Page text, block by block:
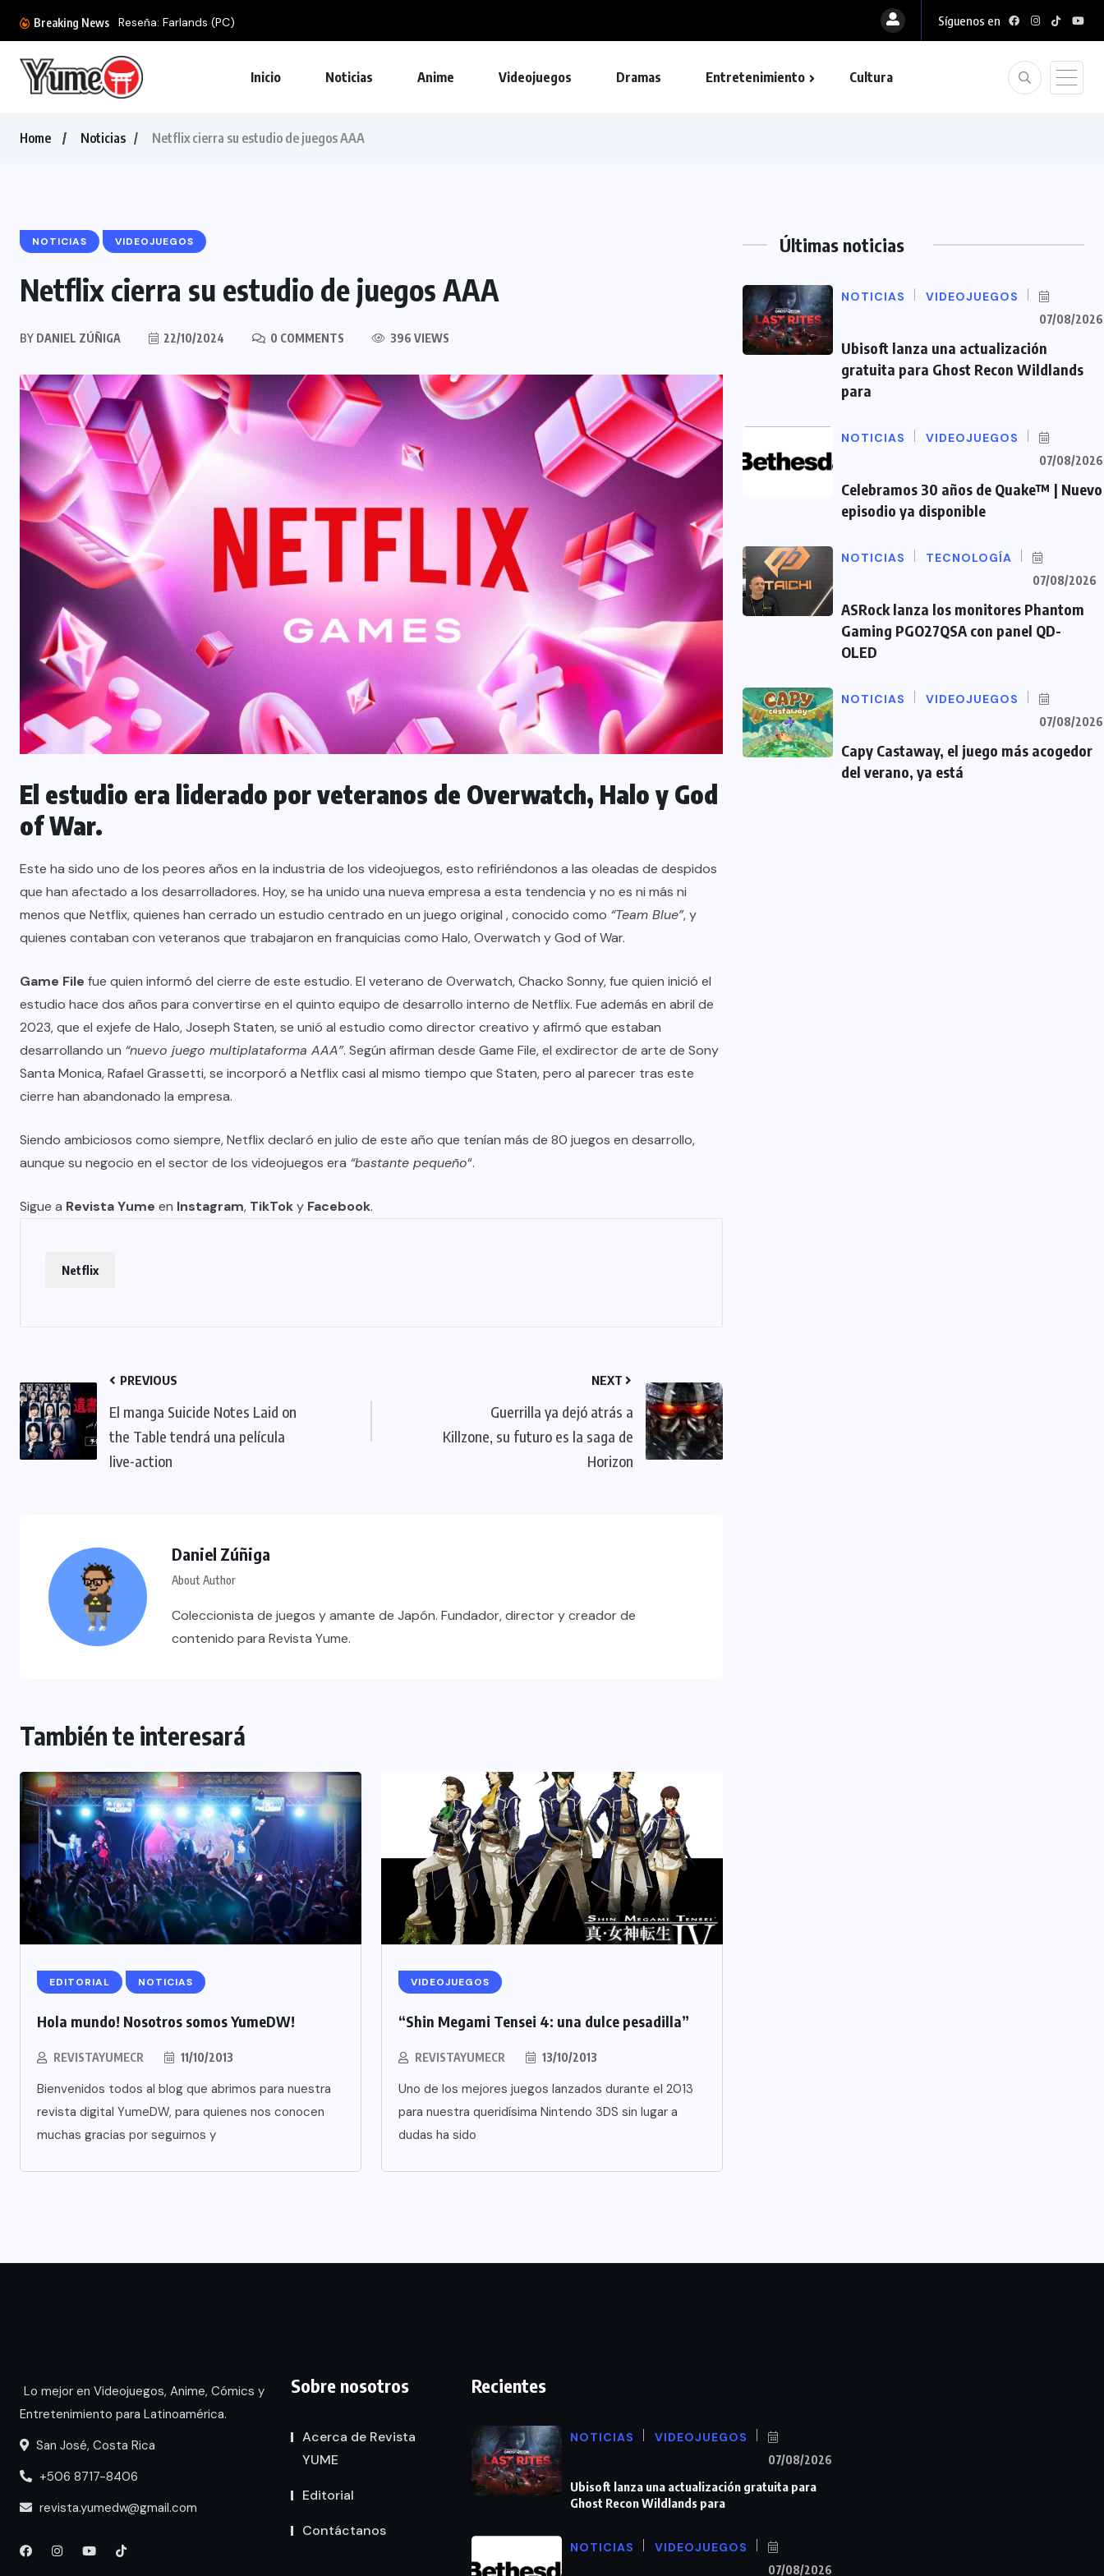
Breaking NewsReseña: Farlands (PC) Síguenos en
Inicio Noticias Anime Videojuegos Dramas Entretenimiento Cultura
Home Noticias Netflix cierra su estudio de juegos AAA
NOTICIAS VIDEOJUEGOS
Netflix cierra su estudio de juegos AAA
BY DANIEL ZÚÑIGA 22/10/2024 0 COMMENTS 396 VIEWS
El estudio era liderado por veteranos de Overwatch, Halo y God
of War.
Este ha sido uno de los peores años en la industria de los videojuegos, esto refiriéndonos a las oleadas de despidos
que han afectado a los desarrolladores. Hoy, se ha unido una nueva empresa a esta tendencia y no es ni más ni
menos que Netflix, quienes han cerrado un estudio centrado en un juego original , conocido como “Team Blue”, y
quienes contaban con veteranos que trabajaron en franquicias como Halo, Overwatch y God of War.
Game File fue quien informó del cierre de este estudio. El veterano de Overwatch, Chacko Sonny, fue quien inició el
estudio hace dos años para convertirse en el quinto equipo de desarrollo interno de Netflix. Fue además en abril de
2023, que el exjefe de Halo, Joseph Staten, se unió al estudio como director creativo y afirmó que estaban
desarrollando un “nuevo juego multiplataforma AAA”. Según afirman desde Game File, el exdirector de arte de Sony
Santa Monica, Rafael Grassetti, se incorporó a Netflix casi al mismo tiempo que Staten, pero al parecer tras este
cierre han abandonado la empresa.
Siendo ambiciosos como siempre, Netflix declaró en julio de este año que tenían más de 80 juegos en desarrollo,
aunque su negocio en el sector de los videojuegos era “bastante pequeño“.
Sigue a Revista Yume en Instagram, TikToky Facebook.
Netflix
PREVIOUS
El manga Suicide Notes Laid on
the Table tendrá una película
live-action
NEXT
Guerrilla ya dejó atrás a
Killzone, su futuro es la saga de
Horizon
Daniel Zúñiga
About Author
Coleccionista de juegos y amante de Japón. Fundador, director y creador de
contenido para Revista Yume.
También te interesará
EDITORIAL NOTICIAS
Hola mundo! Nosotros somos YumeDW!
REVISTAYUMECR 11/10/2013
Bienvenidos todos al blog que abrimos para nuestra
revista digital YumeDW, para quienes nos conocen
muchas gracias por seguirnos y
VIDEOJUEGOS
“Shin Megami Tensei 4: una dulce pesadilla”
REVISTAYUMECR 13/10/2013
Uno de los mejores juegos lanzados durante el 2013
para nuestra queridísima Nintendo 3DS sin lugar a
dudas ha sido
Últimas noticias
NOTICIAS VIDEOJUEGOS
07/08/2026
Ubisoft lanza una actualización
gratuita para Ghost Recon Wildlands
para
NOTICIAS VIDEOJUEGOS
07/08/2026
Celebramos 30 años de Quake™ | Nuevo
episodio ya disponible
NOTICIAS TECNOLOGÍA
07/08/2026
ASRock lanza los monitores Phantom
Gaming PGO27QSA con panel QD-
OLED
NOTICIAS VIDEOJUEGOS
07/08/2026
Capy Castaway, el juego más acogedor
del verano, ya está
Lo mejor en Videojuegos, Anime, Cómics y
Entretenimiento para Latinoamérica.
San José, Costa Rica
+506 8717-8406
revista.yumedw@gmail.com
Sobre nosotros
Acerca de Revista
YUME
Editorial
Contáctanos
Recientes
NOTICIAS VIDEOJUEGOS
07/08/2026
Ubisoft lanza una actualización gratuita para
Ghost Recon Wildlands para
NOTICIAS VIDEOJUEGOS
07/08/2026